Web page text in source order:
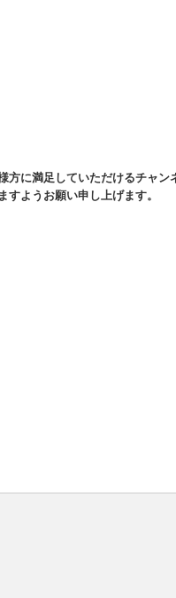
に満足していただけるチャン
ようお願い申し上げます。